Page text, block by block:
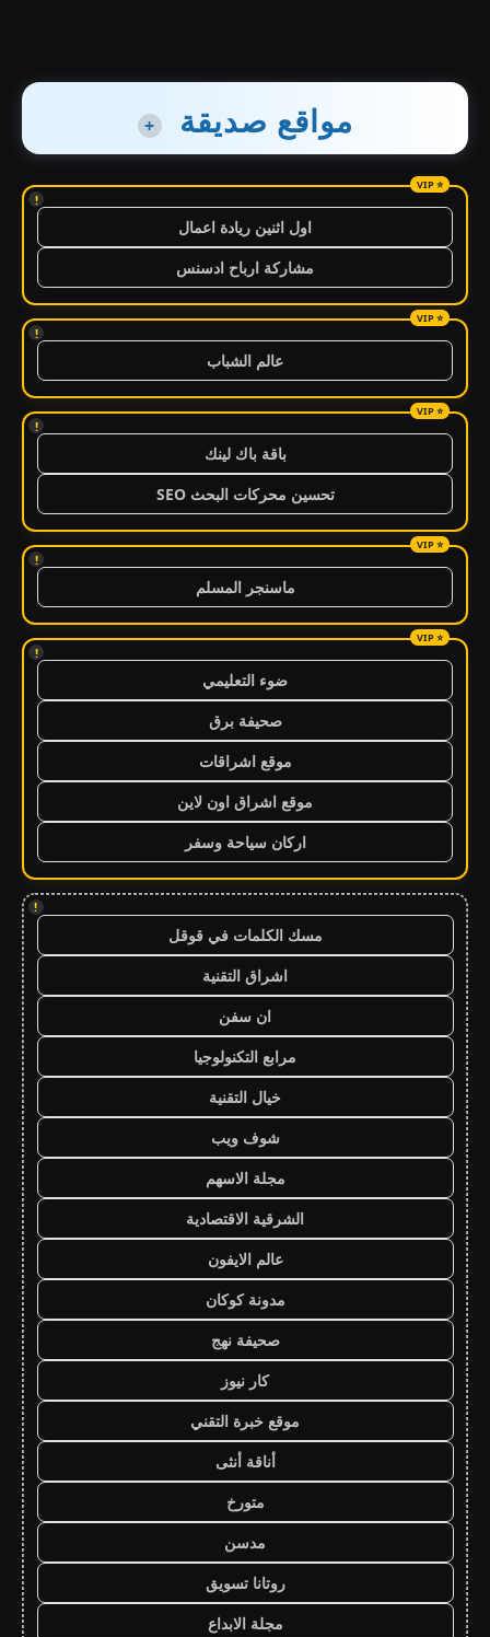
مواقع صديقة +
!
اول اثنين ريادة اعمال
مشاركة ارباح ادسنس
!
عالم الشباب
!
باقة باك لينك
تحسين محركات البحث SEO
!
ماسنجر المسلم
!
ضوء التعليمي
صحيفة برق
موقع اشراقات
موقع اشراق اون لاين
اركان سياحة وسفر
!
مسك الكلمات في قوقل
اشراق التقنية
ان سفن
مرابع التكنولوجيا
خيال التقنية
شوف ويب
مجلة الاسهم
الشرقية الاقتصادية
عالم الايفون
مدونة كوكان
صحيفة نهج
كار نيوز
موقع خبرة التقني
أناقة أنثى
متورخ
مدسن
روتانا تسويق
مجلة الابداع